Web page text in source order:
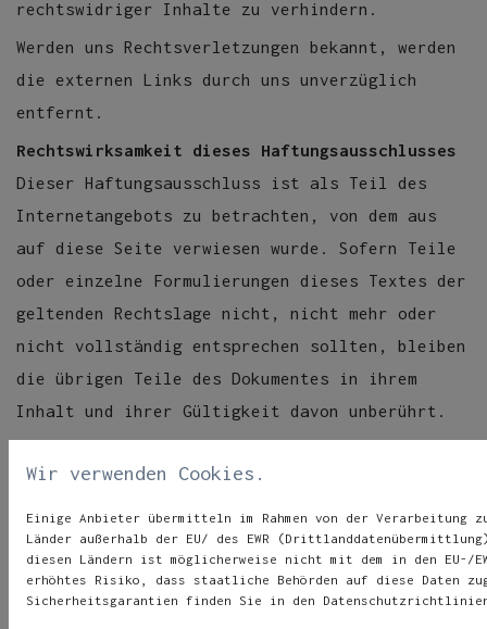
rechtswidriger Inhalte zu verhindern.
Werden uns Rechtsverletzungen bekannt, werden
die externen Links durch uns unverzüglich
entfernt.
Rechtswirksamkeit dieses Haftungsausschlusses
Dieser Haftungsausschluss ist als Teil des
Internetangebots zu betrachten, von dem aus
auf diese Seite verwiesen wurde. Sofern Teile
oder einzelne Formulierungen dieses Textes der
geltenden Rechtslage nicht, nicht mehr oder
nicht vollständig entsprechen sollten, bleiben
die übrigen Teile des Dokumentes in ihrem
Inhalt und ihrer Gültigkeit davon unberührt.
Hinweis zur Barrierefreiheit
Wir bemühen uns, unsere digitalen Inhalte
barrierefrei im Sinne des BFSG sowie der
Barrierefreie-Informationstechnik-Verordnung
(BITV) anzubieten. Sollten Sie dennoch auf
Wir verwenden Cookies.
Einige Anbieter übermitteln im Rahmen von der Verarbeitung
Länder außerhalb der EU/ des EWR
diesen Ländern ist möglicherweise nicht mit dem in den EU-/
erhöhtes Risiko, dass staatliche Behörden auf diese Daten
Sicherheitsgarantien finden Sie in den